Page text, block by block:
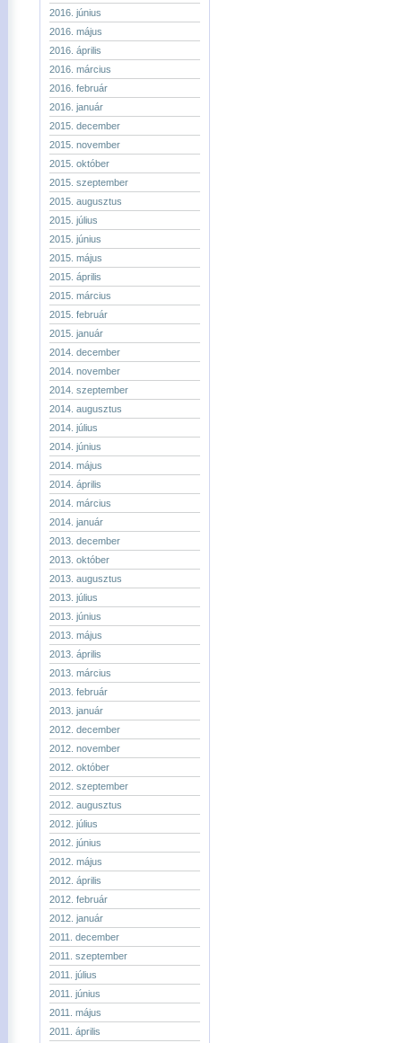
2016. június
2016. május
2016. április
2016. március
2016. február
2016. január
2015. december
2015. november
2015. október
2015. szeptember
2015. augusztus
2015. július
2015. június
2015. május
2015. április
2015. március
2015. február
2015. január
2014. december
2014. november
2014. szeptember
2014. augusztus
2014. július
2014. június
2014. május
2014. április
2014. március
2014. január
2013. december
2013. október
2013. augusztus
2013. július
2013. június
2013. május
2013. április
2013. március
2013. február
2013. január
2012. december
2012. november
2012. október
2012. szeptember
2012. augusztus
2012. július
2012. június
2012. május
2012. április
2012. február
2012. január
2011. december
2011. szeptember
2011. július
2011. június
2011. május
2011. április